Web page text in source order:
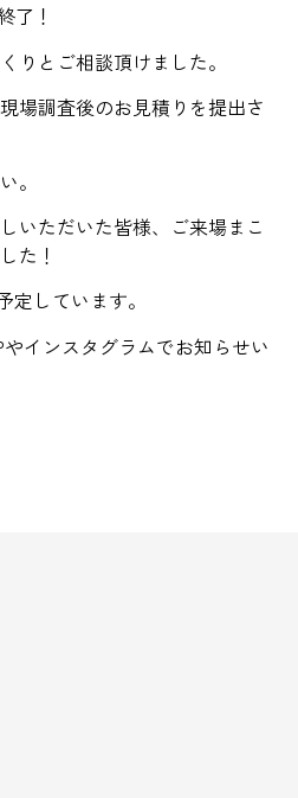
了！
りとご相談頂けました。
場調査後のお見積りを提出さ
。
いただいた皆様、ご来場まこ
た！
定しています。
インスタグラムでお知らせい